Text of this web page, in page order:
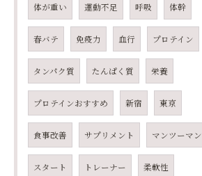
体が重い 運動不足 呼吸 体幹
春バテ 免疫力 血行 プロテイン
タンパク質 たんぱく質 栄養
プロテインおすすめ 新宿 東京
食事改善 サプリメント マンツーマン
スタート トレーナー 柔軟性